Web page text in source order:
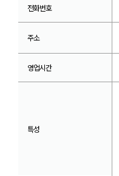
전화번호
주소
영업시간
특성